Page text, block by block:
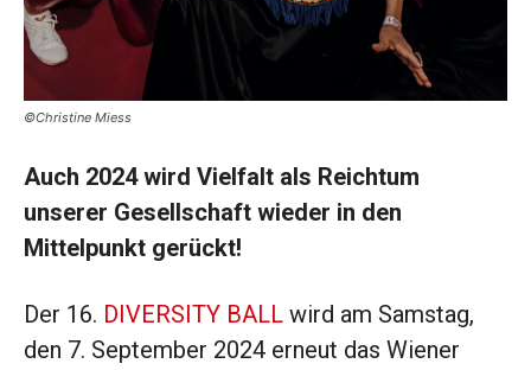
©Christine Miess
Auch 2024 wird Vielfalt als Reichtum
unserer Gesellschaft wieder in den
Mittelpunkt gerückt!
Der 16. DIVERSITY BALL wird am Samstag,
den 7. September 2024 erneut das Wiener